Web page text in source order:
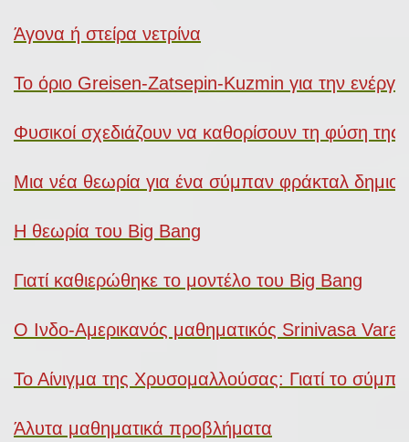
Άγονα ή στείρα νετρίνα
Το όριο Greisen-Zatsepin-Kuzmin για την
Φυσικοί σχεδιάζουν να καθορίσουν τη φύση της
Μια νέα θεωρία για ένα σύμπαν φράκταλ
Η θεωρία του Big Bang
Γιατί καθιερώθηκε το μοντέλο του Big Bang
Ο Ινδο-Αμερικανός μαθηματικός Srinivasa
Το Αίνιγμα της Χρυσομαλλούσας: Γιατί το
Άλυτα μαθηματικά προβλήματα